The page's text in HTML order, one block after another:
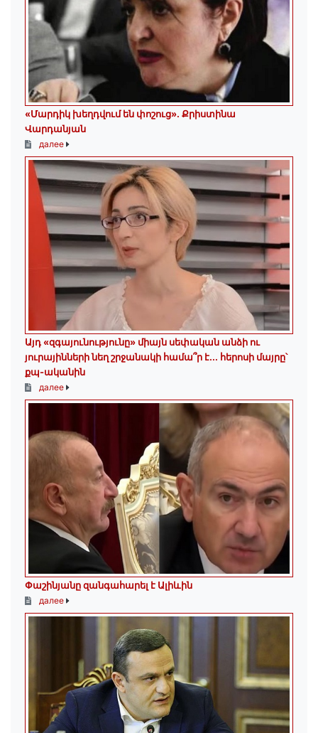
«Մարդիկ խեղդվում են փոշուց»․ Քրիստինա
Վարդանյան
далее
Այդ «զգայունությունը» միայն սեփական անձի ու
յուրայինների նեղ շրջանակի համա՞ր է․․․ հերոսի մայրը՝
քպ-ականին
далее
Փաշինյանը զանգահարել է Ալիևին
далее